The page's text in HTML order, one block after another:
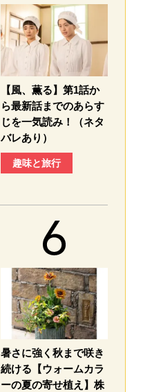
【風、薫る】第1話か
ら最新話までのあらす
じを一気読み！（ネタ
バレあり）
趣味と旅行
暑さに強く秋まで咲き
続ける【ウォームカラ
ーの夏の寄せ植え】株